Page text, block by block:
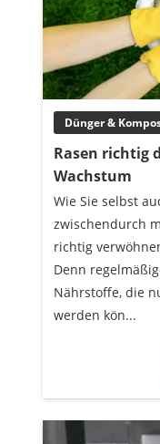
Akku-Laubbläser
Akku-
Koifutter
Bosch-
Stihl-Laubbläser
Minidumper
Auffahrrampe
Dünger &
Rasen richtig
Wachstum
Wie Sie selbst
zwischendurch
richtig
Denn
Nährstoffe, die
werden kön...